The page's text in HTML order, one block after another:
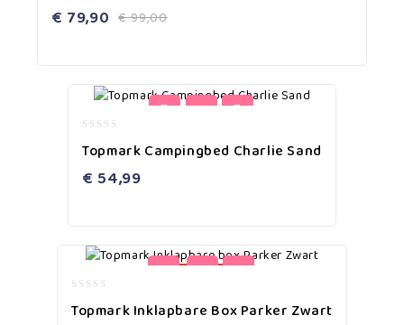
5
€99,00
€ 79,90
out
5
Topmark Campingbed Charlie Sand
€ 54,99
out
Topmark Inklapbare Box Parker Zwart